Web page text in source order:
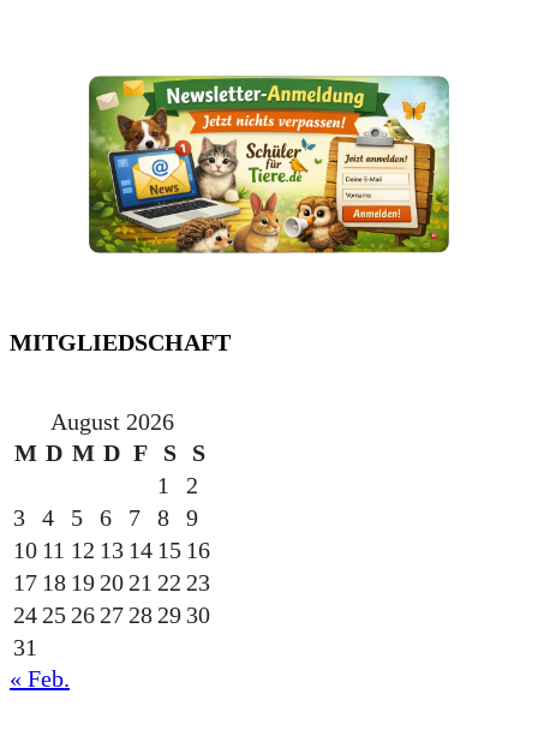
MITGLIEDSCHAFT
August 2026
M D M D F S
S
1
2
3
4 5 6 7 8
9
10 11 12 13 14 15 16
17 18 19 20 21 22 23
24 25 26 27 28 29 30
31
« Feb.